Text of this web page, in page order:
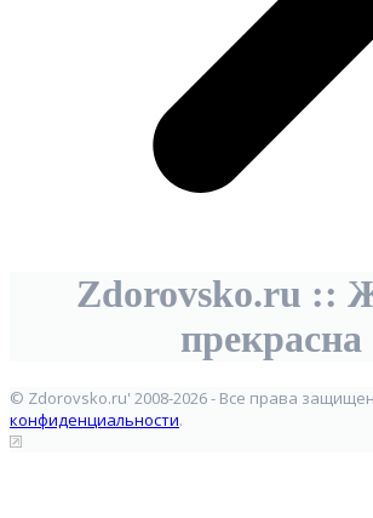
Zdorovsko.ru ::
прекрасна
© Zdorovsko.ru' 2008-2026 - Все права
конфиденциальности.